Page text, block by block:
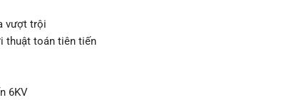
vượt trội
thuật toán tiên tiến
6KV